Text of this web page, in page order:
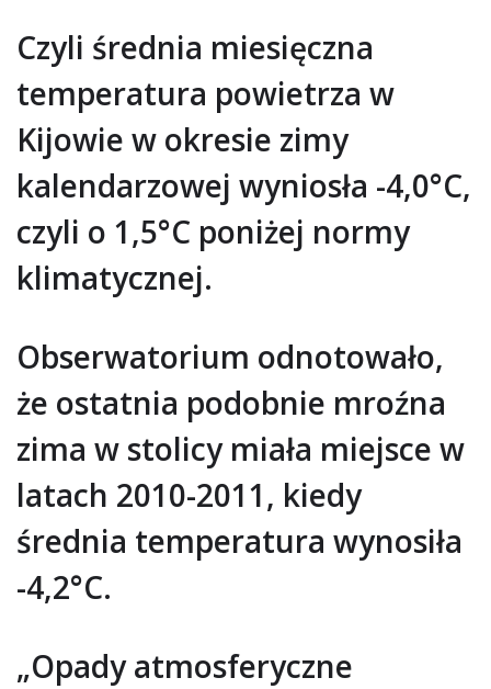
Czyli średnia miesięczna
temperatura powietrza w
Kijowie w okresie zimy
kalendarzowej wyniosła -4,0°C,
czyli o 1,5°C poniżej normy
klimatycznej.
Obserwatorium odnotowało,
że ostatnia podobnie mroźna
zima w stolicy miała miejsce w
latach 2010-2011, kiedy
średnia temperatura wynosiła
-4,2°C.
„Opady atmosferyczne